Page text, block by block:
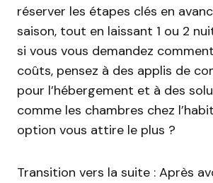
réserver les étapes clés en
saison, tout en laissant 1 ou 2
si vous vous demandez
coûts, pensez à des applis de
pour l’hébergement et à des
comme les chambres chez
option vous attire le plus ?
Transition vers la suite : Après